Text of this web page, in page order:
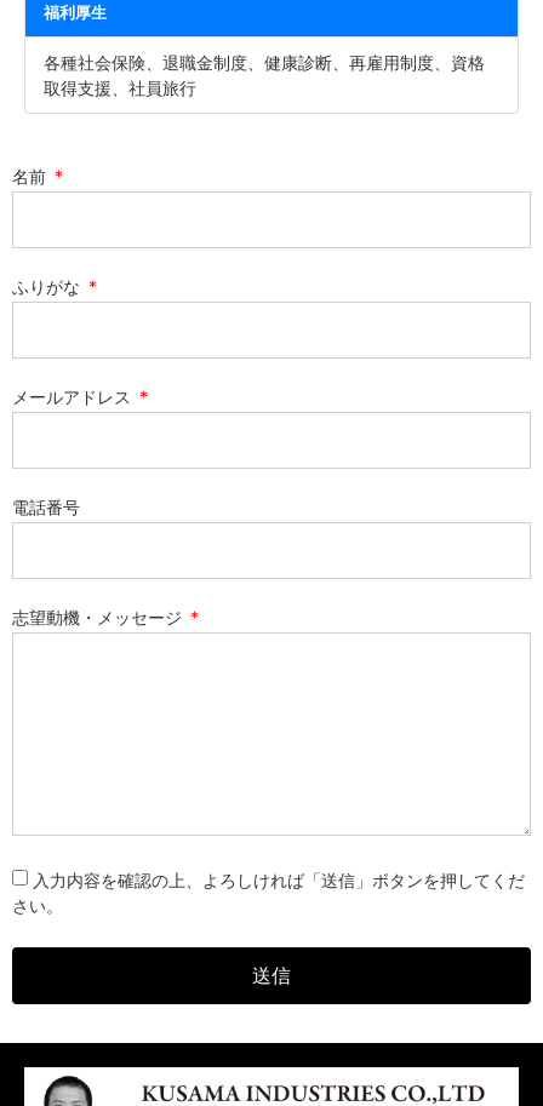
福利厚生
各種社会保険、退職金制度、健康診断、再雇用制度、資格
取得支援、社員旅行
名前
ふりがな
メールアドレス
電話番号
志望動機・メッセージ
入力内容を確認​の上、よろしければ「送信」ボタンを押してくだ
さい。
送信